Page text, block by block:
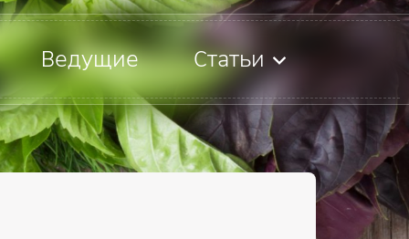
Ведущие Статьи